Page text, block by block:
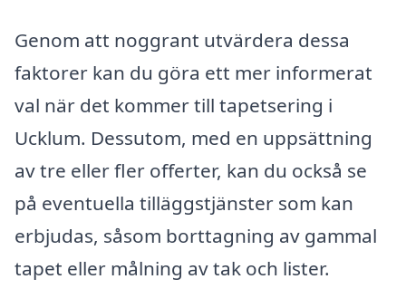
Genom att noggrant utvärdera dessa
faktorer kan du göra ett mer informerat
val när det kommer till tapetsering i
Ucklum. Dessutom, med en uppsättning
av tre eller fler offerter, kan du också se
på eventuella tilläggstjänster som kan
erbjudas, såsom borttagning av gammal
tapet eller målning av tak och lister.